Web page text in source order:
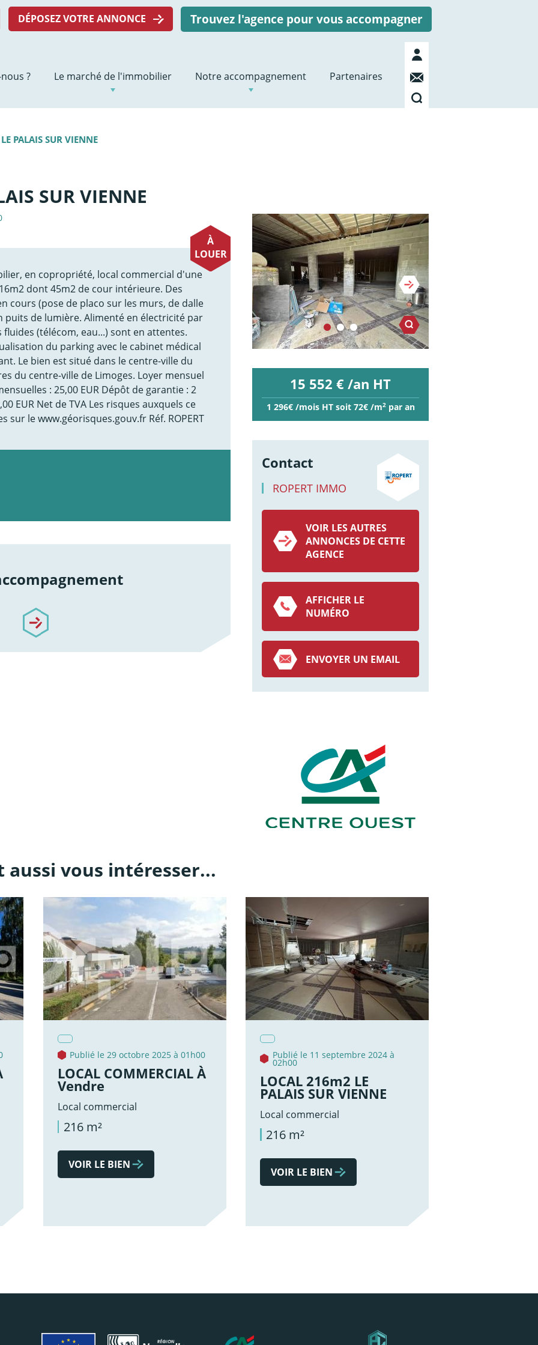
DÉPOSEZ VOTRE ANNONCE Trouvez l'agence pour vous accompagner
? Le marché de l'immobilier Notre accompagnement Partenaires
Mon
compte
Contact
Recherche
PALAIS SUR VIENNE
SUR VIENNE
À
LOUER
en copropriété, local commercial d'une
dont 45m2 de cour intérieure. Des
cours (pose de placo sur les murs, de dalle
puits de lumière. Alimenté en électricité par
(télécom, eau...) sont en attentes.
du parking avec le cabinet médical
Le bien est situé dans le centre-ville du
du centre-ville de Limoges. Loyer mensuel
: 25,00 EUR Dépôt de garantie : 2
EUR Net de TVA Les risques auxquels ce
sur le www.géorisques.gouv.fr Réf. ROPERT
accompagnement
15 552 € /an HT
1 296€ /mois HT soit 72€ /m2par an
Contact
ROPERT IMMO
VOIR LES AUTRES
ANNONCES DE CETTE
AGENCE
AFFICHER LE
NUMÉRO
ENVOYER UN EMAIL
aussi vous intéresser...
Publié le 29 octobre 2025 à 01h00
LOCAL COMMERCIAL À
Vendre
Local commercial
216 m²
VOIR LE BIEN
Publié le 11 septembre 2024 à
02h00
LOCAL 216m2 LE
PALAIS SUR VIENNE
Local commercial
216 m²
VOIR LE BIEN